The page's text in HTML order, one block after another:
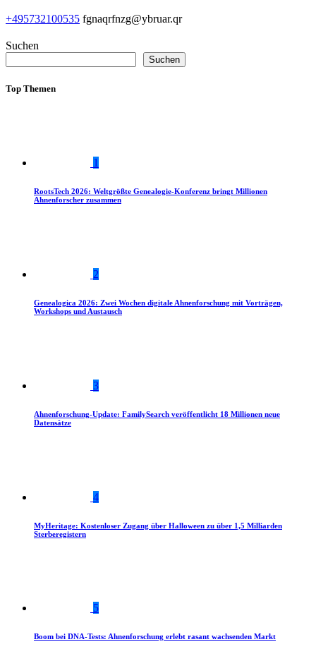
+495732100535 fgnaqrfnzg@ybruar.qr
Suchen
Suchen
Top Themen
1
RootsTech 2026: Weltgrößte Genealogie-Konferenz bringt Millionen
Ahnenforscher zusammen
2
Genealogica 2026: Zwei Wochen digitale Ahnenforschung mit Vorträgen,
Workshops und Austausch
3
Ahnenforschung-Update: FamilySearch veröffentlicht 18 Millionen neue
Datensätze
4
MyHeritage: Kostenloser Zugang über Halloween zu über 1,5 Milliarden
Sterberegistern
5
Boom bei DNA-Tests: Ahnenforschung erlebt rasant wachsenden Markt